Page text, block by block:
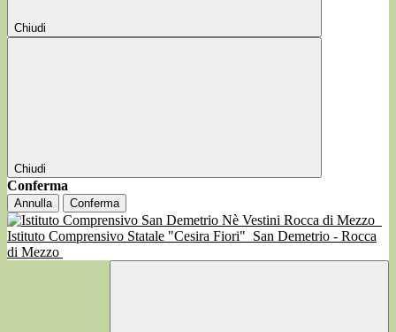
Chiudi
Chiudi
Conferma
Annulla Conferma
Istituto Comprensivo Statale "Cesira Fiori" San Demetrio - Rocca
di Mezzo